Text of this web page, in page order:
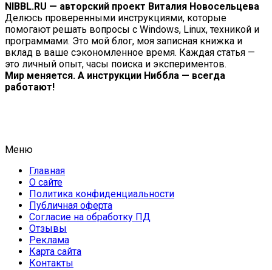
NIBBL.RU — авторский проект Виталия Новосельцева
Делюсь проверенными инструкциями, которые
помогают решать вопросы с Windows, Linux, техникой и
программами. Это мой блог, моя записная книжка и
вклад в ваше сэкономленное время. Каждая статья —
это личный опыт, часы поиска и экспериментов.
Мир меняется. А инструкции Ниббла — всегда
работают!
Меню
Главная
О сайте
Политика конфиденциальности
Публичная оферта
Согласие на обработку ПД
Отзывы
Реклама
Карта сайта
Контакты